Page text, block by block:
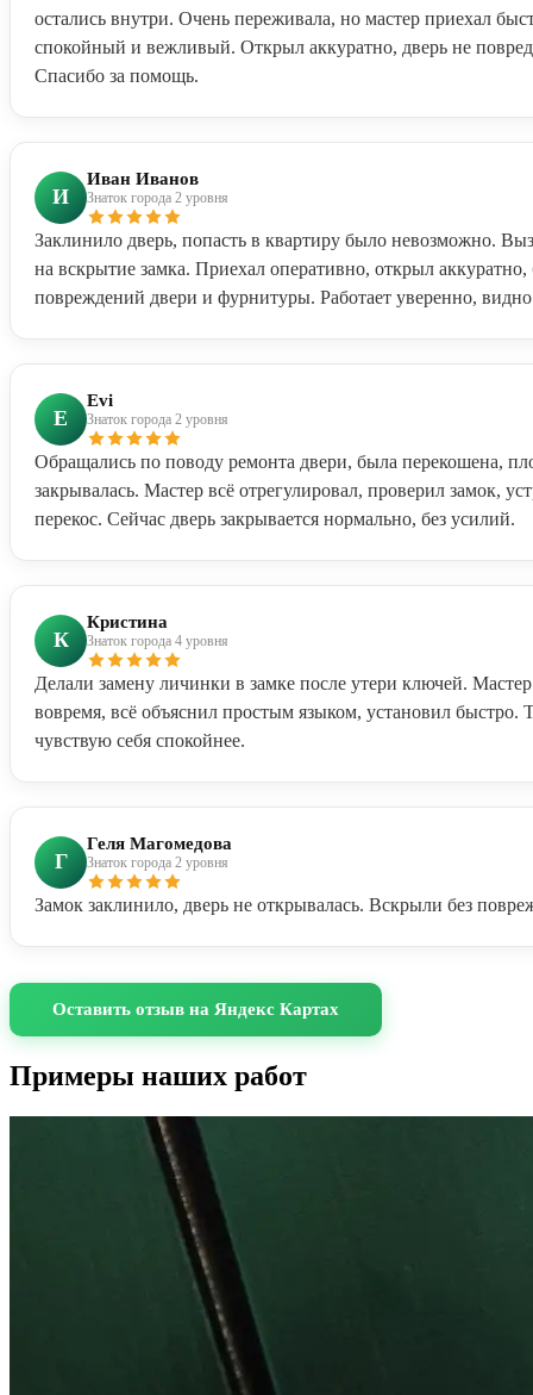
остались внутри. Очень переживала, но мастер приехал
спокойный и вежливый. Открыл аккуратно, дверь не
Спасибо за помощь.
И
Иван Иванов
Знаток города 2 уровня
Заклинило дверь, попасть в квартиру было невозможно.
на вскрытие замка. Приехал оперативно, открыл аккуратно,
повреждений двери и фурнитуры. Работает уверенно,
E
Evi
Знаток города 2 уровня
Обращались по поводу ремонта двери, была перекошена,
закрывалась. Мастер всё отрегулировал, проверил замок,
перекос. Сейчас дверь закрывается нормально, без усилий.
К
Кристина
Знаток города 4 уровня
Делали замену личинки в замке после утери ключей.
вовремя, всё объяснил простым языком, установил быстро.
чувствую себя спокойнее.
Г
Геля Магомедова
Знаток города 2 уровня
Замок заклинило, дверь не открывалась. Вскрыли без
Оставить отзыв на Яндекс Картах
Примеры наших работ